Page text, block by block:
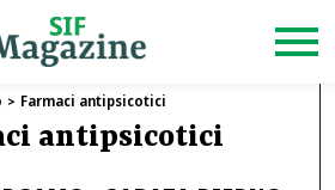
Farmaci antipsicotici
antipsicotici